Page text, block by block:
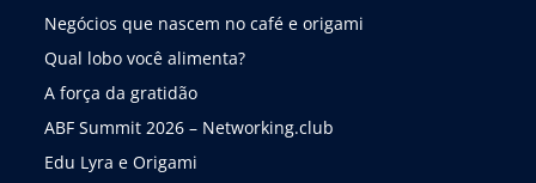
Negócios que nascem no café e origami
Qual lobo você alimenta?
A força da gratidão
ABF Summit 2026 – Networking.club
Edu Lyra e Origami